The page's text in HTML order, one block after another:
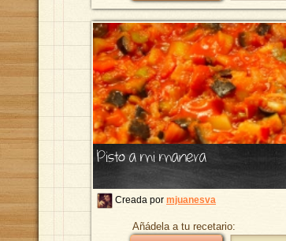
Pisto a mi manera
Creada por mjuanesva
Añádela a tu recetario: